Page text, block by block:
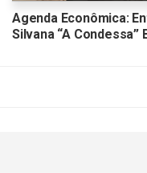
Agenda Econômica:
Silvana “A Condessa”